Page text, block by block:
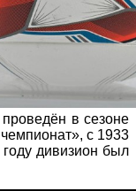
в сезоне
с 1933
дивизион был